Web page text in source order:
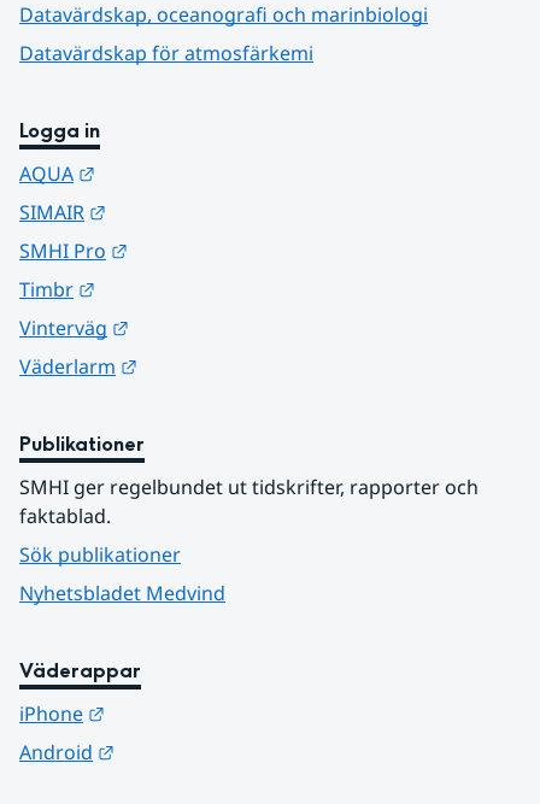
Datavärdskap, oceanografi och marinbiologi
Datavärdskap för atmosfärkemi
Logga in
AQUA
SIMAIR
SMHI Pro
Timbr
Vinterväg
Väderlarm
Publikationer
SMHI ger regelbundet ut tidskrifter, rapporter och
faktablad.
Sök publikationer
Nyhetsbladet Medvind
Väderappar
iPhone
Android